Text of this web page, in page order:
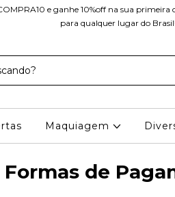
e ganhe 10%off na sua primeira
para qualquer lugar do Brasil!
Maquiagem
Formas de